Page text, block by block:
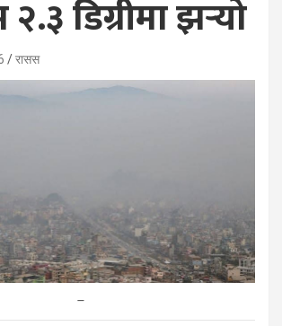
डिग्रीमा झर्‍यो
रासस
–